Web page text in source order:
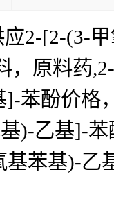
2-[2-(3-
，原料药
苯酚价格
)-乙基]-
基苯基)-